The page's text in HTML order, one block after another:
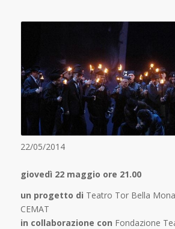
22/05/2014
giovedì 22 maggio ore 21.00
un progetto di Teatro Tor Bella
CEMAT
in collaborazione con Fondazione